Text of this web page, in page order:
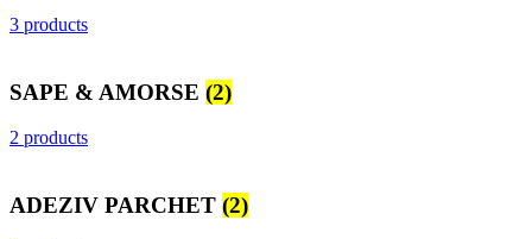
3 products
SAPE & AMORSE (2)
2 products
ADEZIV PARCHET (2)